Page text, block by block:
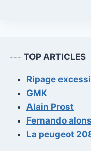
--- TOP ARTICLES
Ripage
GMK
Alain Prost
Fernando
La peugeot